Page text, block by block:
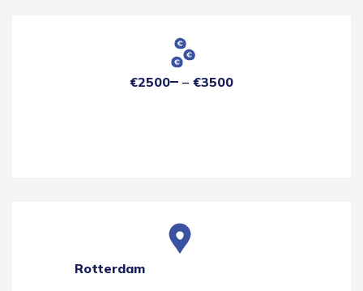
€2500 €3500
Rotterdam